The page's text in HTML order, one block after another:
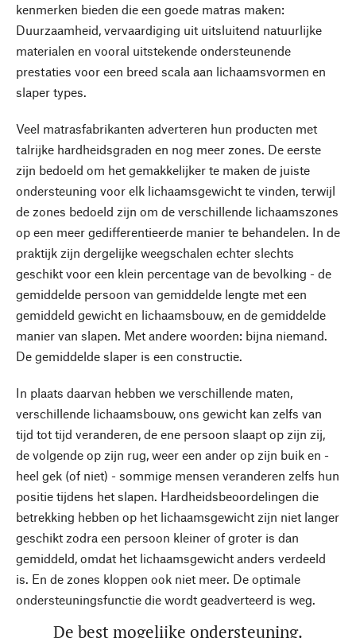
kenmerken bieden die een goede matras maken:
Duurzaamheid, vervaardiging uit uitsluitend natuurlijke
materialen en vooral uitstekende ondersteunende
prestaties voor een breed scala aan lichaamsvormen en
slaper types.
Veel matrasfabrikanten adverteren hun producten met
talrijke hardheidsgraden en nog meer zones. De eerste
zijn bedoeld om het gemakkelijker te maken de juiste
ondersteuning voor elk lichaamsgewicht te vinden, terwijl
de zones bedoeld zijn om de verschillende lichaamszones
op een meer gedifferentieerde manier te behandelen. In de
praktijk zijn dergelijke weegschalen echter slechts
geschikt voor een klein percentage van de bevolking - de
gemiddelde persoon van gemiddelde lengte met een
gemiddeld gewicht en lichaamsbouw, en de gemiddelde
manier van slapen. Met andere woorden: bijna niemand.
De gemiddelde slaper is een constructie.
In plaats daarvan hebben we verschillende maten,
verschillende lichaamsbouw, ons gewicht kan zelfs van
tijd tot tijd veranderen, de ene persoon slaapt op zijn zij,
de volgende op zijn rug, weer een ander op zijn buik en -
heel gek (of niet) - sommige mensen veranderen zelfs hun
positie tijdens het slapen. Hardheidsbeoordelingen die
betrekking hebben op het lichaamsgewicht zijn niet langer
geschikt zodra een persoon kleiner of groter is dan
gemiddeld, omdat het lichaamsgewicht anders verdeeld
is. En de zones kloppen ook niet meer. De optimale
ondersteuningsfunctie die wordt geadverteerd is weg.
De best mogelijke ondersteuning.